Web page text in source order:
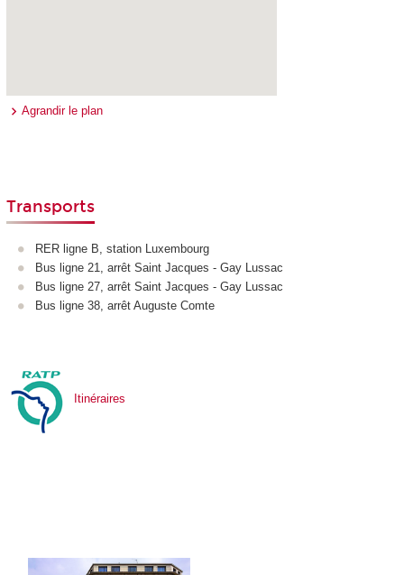
Agrandir le plan
Transports
RER ligne B, station Luxembourg
Bus ligne 21, arrêt Saint Jacques - Gay Lussac
Bus ligne 27, arrêt Saint Jacques - Gay Lussac
Bus ligne 38, arrêt Auguste Comte
Itinéraires